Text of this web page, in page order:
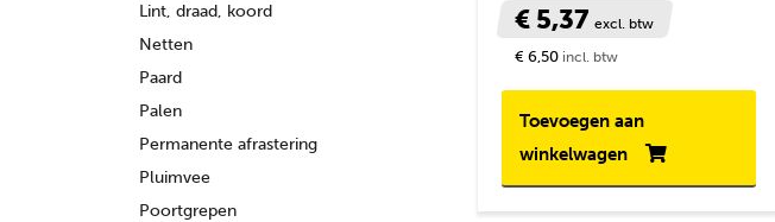
Lint, draad, koord
Netten
Paard
Palen
Permanente afrastering
Pluimvee
Poortgrepen
€ 5,37 excl. btw
€ 6,50 incl. btw
Toevoegen aan
winkelwagen